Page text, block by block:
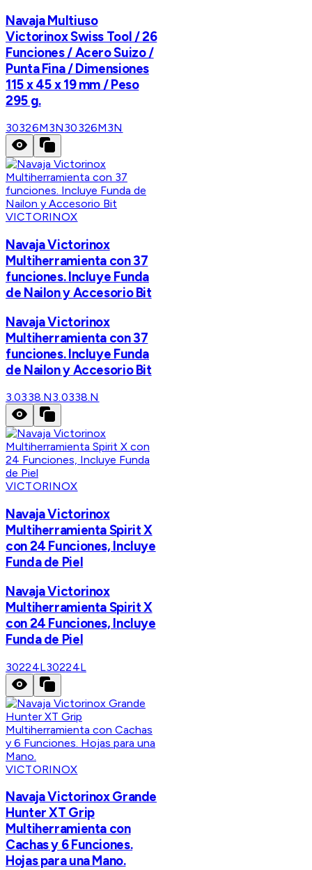
Navaja Multiuso
Victorinox Swiss Tool / 26
Funciones / Acero Suizo /
Punta Fina / Dimensiones
115 x 45 x 19 mm / Peso
295 g.
30326M3N30326M3N
VICTORINOX
Navaja Victorinox
Multiherramienta con 37
funciones. Incluye Funda
de Nailon y Accesorio Bit
Navaja Victorinox
Multiherramienta con 37
funciones. Incluye Funda
de Nailon y Accesorio Bit
3.0338.N3.0338.N
VICTORINOX
Navaja Victorinox
Multiherramienta Spirit X
con 24 Funciones, Incluye
Funda de Piel
Navaja Victorinox
Multiherramienta Spirit X
con 24 Funciones, Incluye
Funda de Piel
30224L30224L
VICTORINOX
Navaja Victorinox Grande
Hunter XT Grip
Multiherramienta con
Cachas y 6 Funciones.
Hojas para una Mano.